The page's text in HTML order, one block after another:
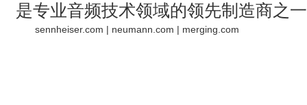
是专业音频技术领域的领先制造商之
sennheiser.com | neumann.com | merging.com